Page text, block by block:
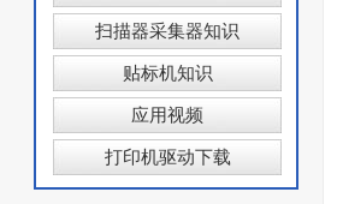
扫描器采集器知识
贴标机知识
应用视频
打印机驱动下载